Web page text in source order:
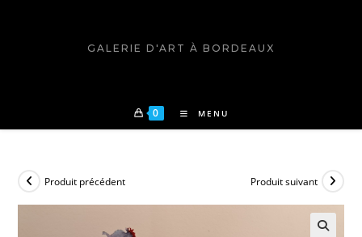
GALERIE D'ART À BORDEAUX
0 MENU
Produit précédent Produit suivant